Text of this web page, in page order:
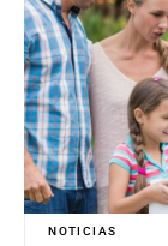
NOTICIAS